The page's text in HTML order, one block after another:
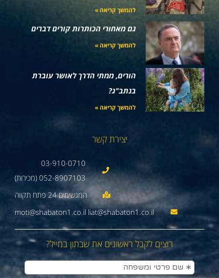
להמשך קריאה »
גם מאחורי הכותרות קורים דברים
להמשך קריאה »
הורים, ממתי הדרך לאושר עוברת
בנתב"ג?
להמשך קריאה »
יצירת קשר
03-910-0710
052-8907103 (מכירות)
moti@shabaton1.co.il liat@shabaton1.co.il
רוצים לקבל ראשונים את שבתון במייל?